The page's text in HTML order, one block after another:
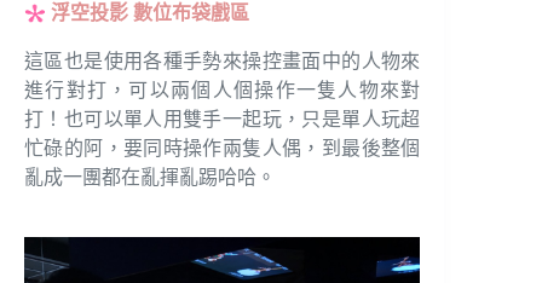
浮空投影 數位布袋戲區
這區也是使用各種手勢來操控畫面中的人物來
進行對打，可以兩個人個操作一隻人物來對
打！也可以單人用雙手一起玩，只是單人玩超
忙碌的阿，要同時操作兩隻人偶，到最後整個
亂成一團都在亂揮亂踢哈哈。